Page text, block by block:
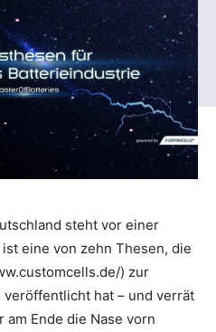
steht vor einer
eine von zehn Thesen, die
) zur
hat – und verrät
Ende die Nase vorn